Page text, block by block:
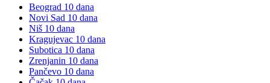
Beograd 10 dana
Novi Sad 10 dana
Niš 10 dana
Kragujevac 10 dana
Subotica 10 dana
Zrenjanin 10 dana
Pančevo 10 dana